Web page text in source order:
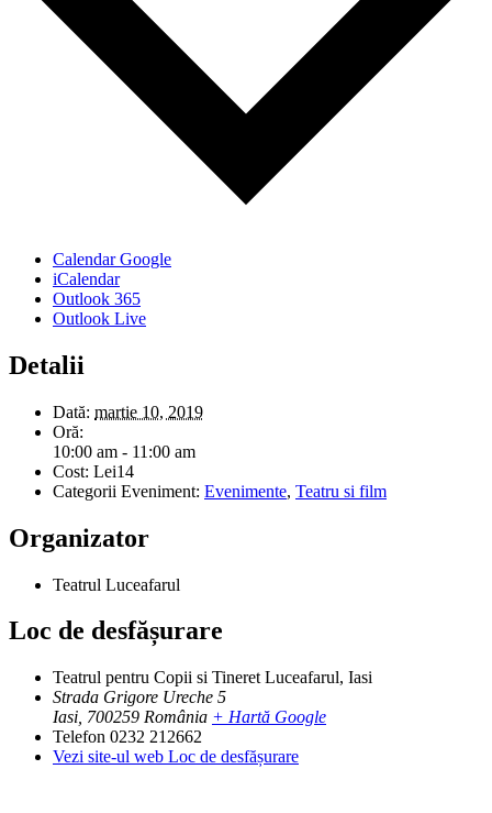
Calendar Google
iCalendar
Outlook 365
Outlook Live
Detalii
Dată: martie 10, 2019
Oră:
10:00 am - 11:00 am
Cost: Lei14
Categorii Eveniment: Evenimente, Teatru si film
Organizator
Teatrul Luceafarul
Loc de desfășurare
Teatrul pentru Copii si Tineret Luceafarul, Iasi
Strada Grigore Ureche 5
Iasi 700259 România + Hartă Google
Telefon 0232 212662
Vezi site-ul web Loc de desfășurare